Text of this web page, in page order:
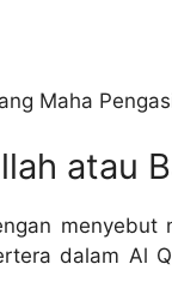
Maha
atau
menyebut
dalam Al